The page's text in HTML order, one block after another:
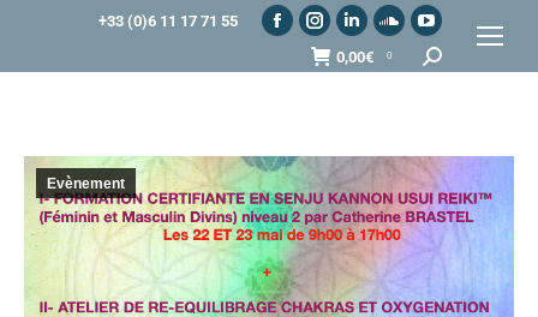
+33 (0)6 11 17 71 55
0,00€ 0
Evènement